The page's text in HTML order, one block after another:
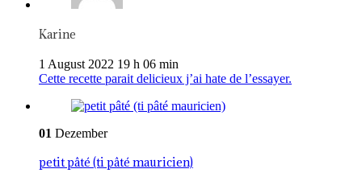
Karine
1 August 2022 19 h 06 min
Cette recette parait delicieux j’ai hate de l’essayer.
01 Dezember
petit pâté (ti pâté mauricien)